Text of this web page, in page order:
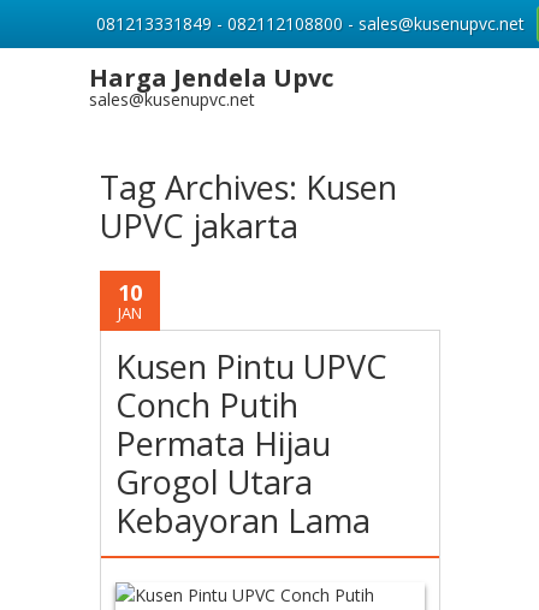
Harga Jendela Upvc
sales@kusenupvc.net
Tag Archives: Kusen
UPVC jakarta
10
JAN
Kusen Pintu UPVC
Conch Putih
Permata Hijau
Grogol Utara
Kebayoran Lama
081213331849 - 082112108800 - sales@kusenupvc.net